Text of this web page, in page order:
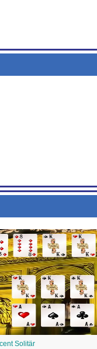
Solitär